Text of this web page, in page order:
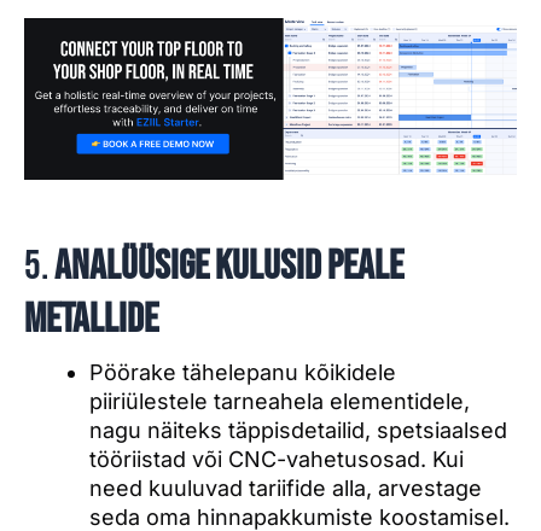
5.Analüüsige kulusid peale
metallide
Pöörake tähelepanu kõikidele
piiriülestele tarneahela elementidele,
nagu näiteks täppisdetailid, spetsiaalsed
tööriistad või CNC-vahetusosad. Kui
need kuuluvad tariifide alla, arvestage
seda oma hinnapakkumiste koostamisel.